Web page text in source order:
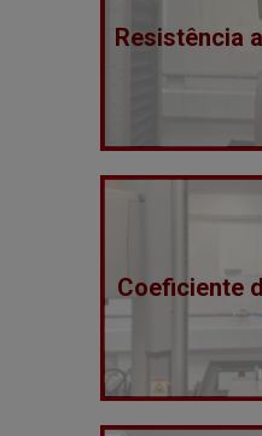
Resistência
Coeficiente